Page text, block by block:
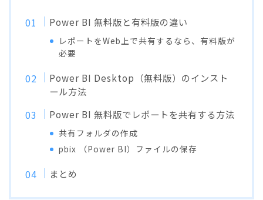
Power BI 無料版と有料版の違い
レポートをWeb上で共有するなら、有料版が
必要
Power BI Desktop（無料版）のインスト
ール方法
Power BI 無料版でレポートを共有する方法
共有フォルダの作成
pbix （Power BI）ファイルの保存
まとめ